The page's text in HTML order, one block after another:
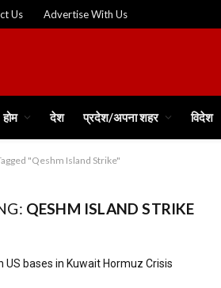
Us Advertise With Us
होम देश प्रदेश/अपना शहर विदेश
"Qeshm Island Strike"
QESHM ISLAND STRIKE